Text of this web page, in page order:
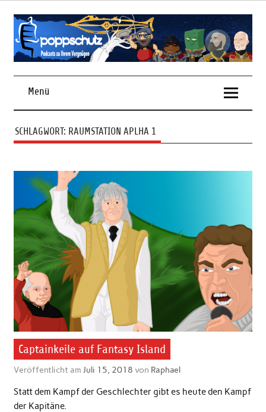
Skip
contentPodcasts zu Ihrem Vergnügen
Menü
SCHLAGWORT: RAUMSTATION APLHA 1
Captainkeile auf Fantasy Island
Veröffentlicht am Juli 15, 2018 von Raphael
Statt dem Kampf der Geschlechter gibt es heute den Kampf
der Kapitäne.